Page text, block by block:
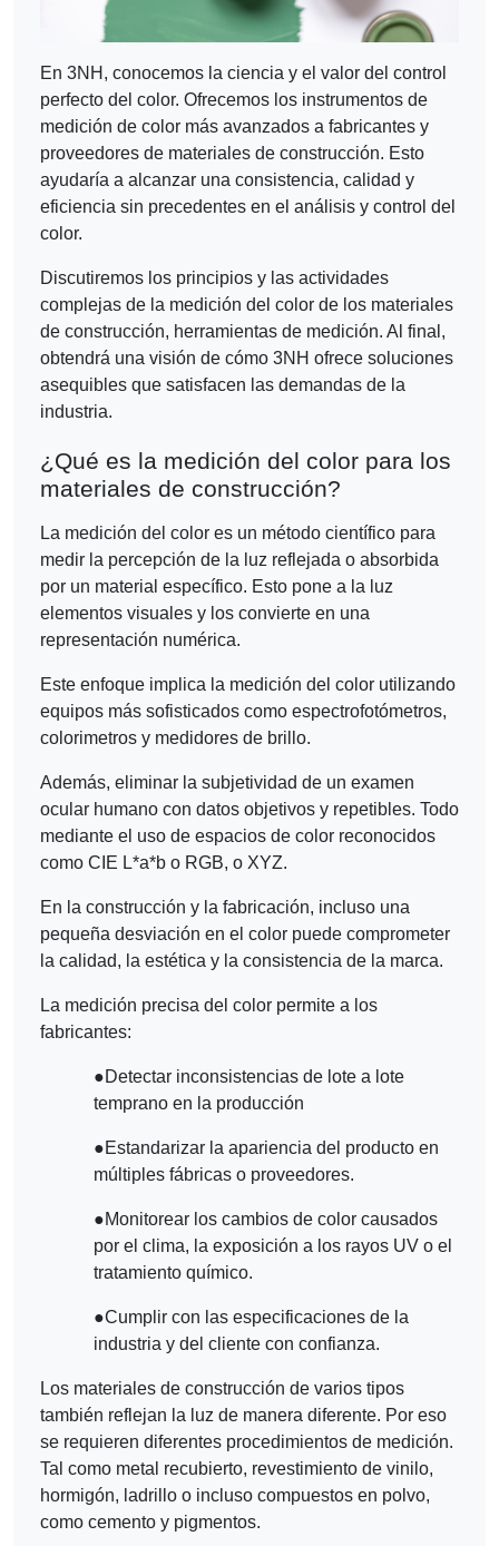
En 3NH, conocemos la ciencia y el valor del control
perfecto del color. Ofrecemos los instrumentos de
medición de color más avanzados a fabricantes y
proveedores de materiales de construcción. Esto
ayudaría a alcanzar una consistencia, calidad y
eficiencia sin precedentes en el análisis y control del
color.
Discutiremos los principios y las actividades
complejas de la medición del color de los materiales
de construcción, herramientas de medición. Al final,
obtendrá una visión de cómo 3NH ofrece soluciones
asequibles que satisfacen las demandas de la
industria.
¿Qué es la medición del color para los
materiales de construcción?
La medición del color es un método científico para
medir la percepción de la luz reflejada o absorbida
por un material específico. Esto pone a la luz
elementos visuales y los convierte en una
representación numérica.
Este enfoque implica la medición del color utilizando
equipos más sofisticados como espectrofotómetros,
colorimetros y medidores de brillo.
Además, eliminar la subjetividad de un examen
ocular humano con datos objetivos y repetibles. Todo
mediante el uso de espacios de color reconocidos
como CIE L*a*b o RGB, o XYZ.
En la construcción y la fabricación, incluso una
pequeña desviación en el color puede comprometer
la calidad, la estética y la consistencia de la marca.
La medición precisa del color permite a los
fabricantes:
●Detectar inconsistencias de lote a lote
temprano en la producción
●Estandarizar la apariencia del producto en
múltiples fábricas o proveedores.
●Monitorear los cambios de color causados
por el clima, la exposición a los rayos UV o el
tratamiento químico.
●Cumplir con las especificaciones de la
industria y del cliente con confianza.
Los materiales de construcción de varios tipos
también reflejan la luz de manera diferente. Por eso
se requieren diferentes procedimientos de medición.
Tal como metal recubierto, revestimiento de vinilo,
hormigón, ladrillo o incluso compuestos en polvo,
como cemento y pigmentos.